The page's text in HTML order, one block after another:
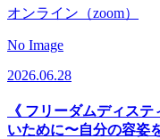
オンライン（zoom）
No Image
2026.06.28
《 フリーダムディス
いために〜自分の容姿